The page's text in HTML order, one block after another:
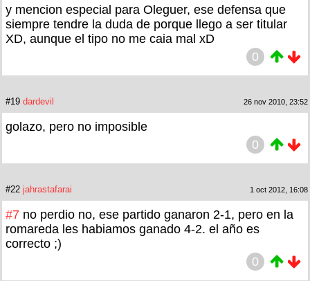
y mencion especial para Oleguer, ese defensa que
siempre tendre la duda de porque llego a ser titular
XD, aunque el tipo no me caia mal xD
0
#19 dardevil 26 nov 2010, 23:52
golazo, pero no imposible
0
#22 jahrastafarai 1 oct 2012, 16:08
#7 no perdio no, ese partido ganaron 2-1, pero en la
romareda les habiamos ganado 4-2. el año es
correcto ;)
0